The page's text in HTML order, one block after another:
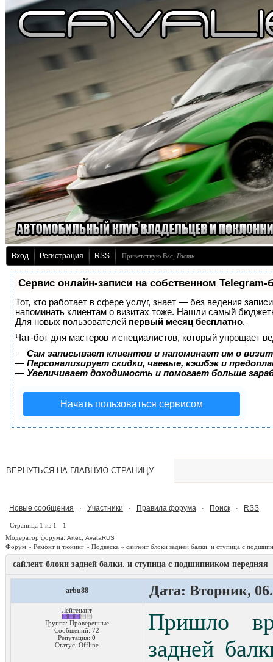
Вход Регистрация RSS Приветствую Вас Гость
Сервис онлайн-записи на собственном Telegram-
Тот, кто работает в сфере услуг, знает — без ведения
напоминать клиентам о визитах тоже. Нашли самый
Для новых пользователей первый месяц бесплатно.
Чат-бот для мастеров и специалистов, который упрощает
— Сам записывает клиентов и напоминает им о
— Персонализирует скидки, чаевые, кэшбэк и
— Увеличивает доходимость и помогает больше
Начать пользоваться сервисом
ВЕРНУТЬСЯ НА ГЛАВНУЮ СТРАНИЦУ
Новые сообщения · Участники · Правила форума · Поиск · RSS
Страница 1 из 1
1
Модератор форума: Artec AvataRUS
Форум » Ремонт и тюнинг » Подвеска » сайлент блоки задней балки. и ступица с
сайлент блоки задней балки. и ступица с подшипником передняя
arbu88 Дата: Вторник,
Лейтенант
Группа: Проверенные
Сообщений: 72
Репутация: 0
Статус: Offline
Пришло
задней